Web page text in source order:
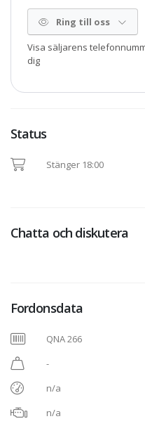
Ring till oss
Visa säljarens
dig
Status
Stänger 18:00
Chatta och diskutera
Fordonsdata
QNA 266
-
n/a
n/a